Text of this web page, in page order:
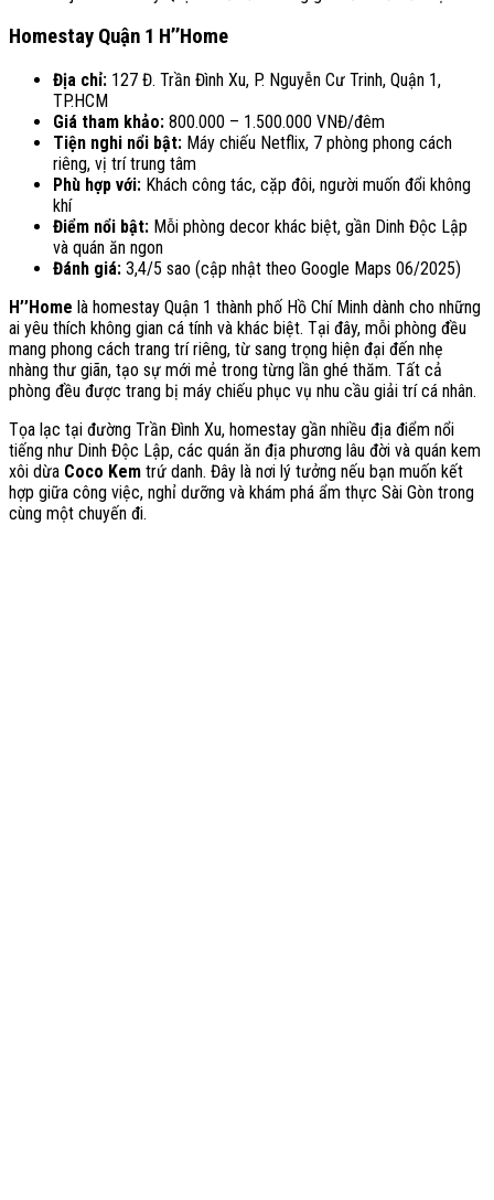
Homestay Quận 1 H’’Home
Địa chỉ: 127 Đ. Trần Đình Xu, P. Nguyễn Cư Trinh, Quận 1,
TP.HCM
Giá tham khảo: 800.000 – 1.500.000 VNĐ/đêm
Tiện nghi nổi bật: Máy chiếu Netflix, 7 phòng phong cách
riêng, vị trí trung tâm
Phù hợp với: Khách công tác, cặp đôi, người muốn đổi không
khí
Điểm nổi bật: Mỗi phòng decor khác biệt, gần Dinh Độc Lập
và quán ăn ngon
Đánh giá: 3,4/5 sao (cập nhật theo Google Maps 06/2025)
H’’Home là homestay Quận 1 thành phố Hồ Chí Minh dành cho những
ai yêu thích không gian cá tính và khác biệt. Tại đây, mỗi phòng đều
mang phong cách trang trí riêng, từ sang trọng hiện đại đến nhẹ
nhàng thư giãn, tạo sự mới mẻ trong từng lần ghé thăm. Tất cả
phòng đều được trang bị máy chiếu phục vụ nhu cầu giải trí cá nhân.
Tọa lạc tại đường Trần Đình Xu, homestay gần nhiều địa điểm nổi
tiếng như Dinh Độc Lập, các quán ăn địa phương lâu đời và quán kem
xôi dừa Coco Kem trứ danh. Đây là nơi lý tưởng nếu bạn muốn kết
hợp giữa công việc, nghỉ dưỡng và khám phá ẩm thực Sài Gòn trong
cùng một chuyến đi.